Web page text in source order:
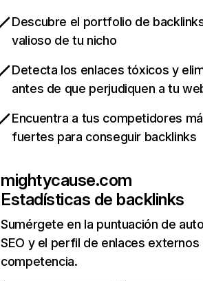
Descubre el portfolio de
valioso de tu nicho
Detecta los enlaces tóxicos y
antes de que perjudiquen a tu
Encuentra a tus competidores
fuertes para conseguir backlinks
mightycause.com
Estadísticas de backlinks
Sumérgete en la puntuación de
SEO y el perfil de enlaces externos
competencia.